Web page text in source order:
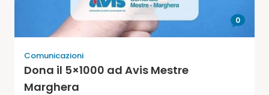
0
Comunicazioni
Dona il 5×1000 ad Avis Mestre
Marghera